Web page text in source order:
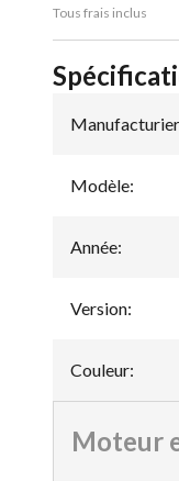
Tous frais inclus
Manufacturier
Modèle:
Année:
Version:
Couleur:
Moteur